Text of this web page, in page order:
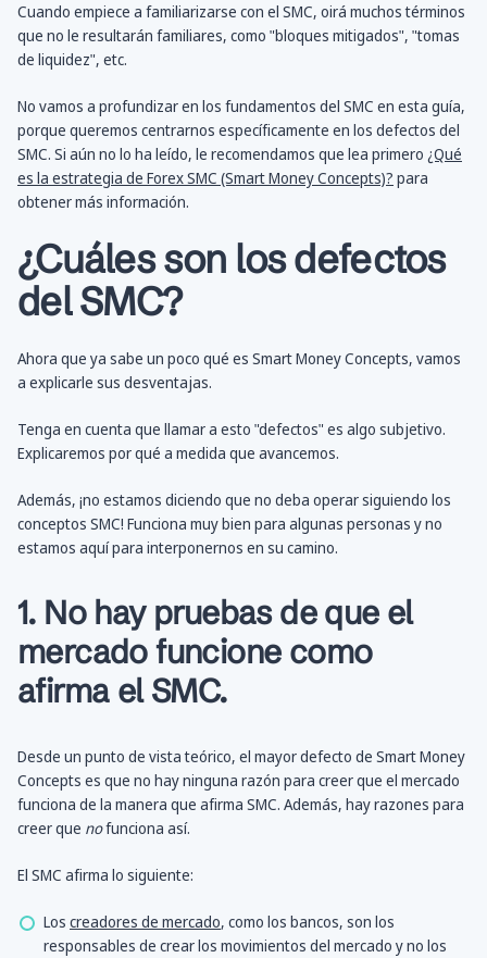
Cuando empiece a familiarizarse con el SMC, oirá muchos términos
que no le resultarán familiares, como "bloques mitigados", "tomas
de liquidez", etc.
No vamos a profundizar en los fundamentos del SMC en esta guía,
porque queremos centrarnos específicamente en los defectos del
SMC. Si aún no lo ha leído, le recomendamos que lea primero ¿Qué
es la estrategia de Forex SMC (Smart Money Concepts)? para
obtener más información.
¿Cuáles son los defectos
del SMC?
Ahora que ya sabe un poco qué es Smart Money Concepts, vamos
a explicarle sus desventajas.
Tenga en cuenta que llamar a esto "defectos" es algo subjetivo.
Explicaremos por qué a medida que avancemos.
Además, ¡no estamos diciendo que no deba operar siguiendo los
conceptos SMC! Funciona muy bien para algunas personas y no
estamos aquí para interponernos en su camino.
1. No hay pruebas de que el
mercado funcione como
afirma el SMC.
Desde un punto de vista teórico, el mayor defecto de Smart Money
Concepts es que no hay ninguna razón para creer que el mercado
funciona de la manera que afirma SMC. Además, hay razones para
creer que nofunciona así.
El SMC afirma lo siguiente:
Los creadores de mercado, como los bancos, son los
responsables de crear los movimientos del mercado y no los